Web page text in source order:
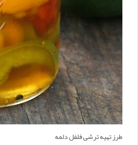
طرز تهیه ترشی فلفل دلمه